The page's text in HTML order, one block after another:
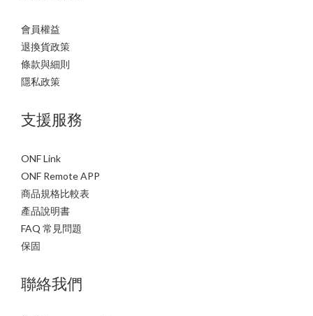
會員權益
退換貨政策
條款與細則
隱私政策
支援服務
ONF Link
ONF Remote APP
商品規格比較表
產品說明書
FAQ 常見問題
保固
聯絡我們